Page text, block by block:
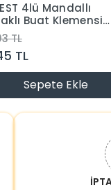
4lü Mandallı
Buat Klemensi
2.5mm Arası
Buat Klemensi)
TL
TL
Sepete Ekle